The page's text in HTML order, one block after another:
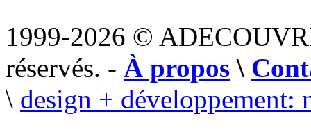
1999-2026 ©
réservés. - À propos \
\ design + développement: